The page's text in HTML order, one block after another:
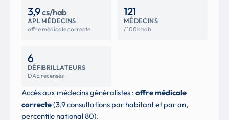
3,9cs/hab
APL MÉDECINS
offre médicale correcte
121
MÉDECINS
/ 100k hab.
6
DÉFIBRILLATEURS
DAE recensés
Accès aux médecins généralistes : offre médicale
correcte(3,9 consultations par habitant et par an,
percentile national 80).